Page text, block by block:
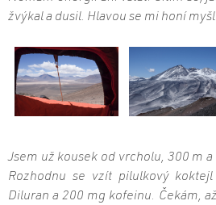
žvýkal a dusil. Hlavou se mi honí
Jsem už kousek od vrcholu, 300 m
Rozhodnu se vzít pilulkový
Diluran a 200 mg kofeinu. Čekám,